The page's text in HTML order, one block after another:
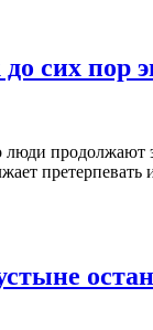
сих пор
люди